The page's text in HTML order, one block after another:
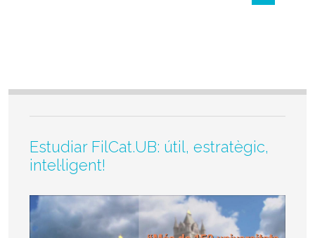
Estudiar FilCat.UB: útil, estratègic,
intel·ligent!